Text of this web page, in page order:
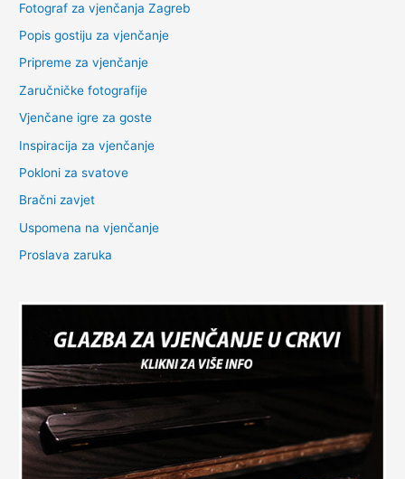
Fotograf za vjenčanja Zagreb
Popis gostiju za vjenčanje
Pripreme za vjenčanje
Zaručničke fotografije
Vjenčane igre za goste
Inspiracija za vjenčanje
Pokloni za svatove
Bračni zavjet
Uspomena na vjenčanje
Proslava zaruka